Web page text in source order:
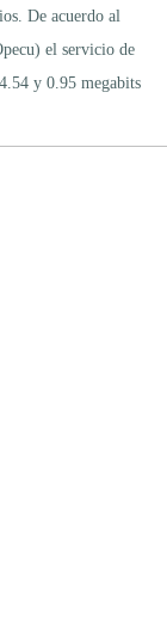
De acuerdo al
el servicio de
y 0.95 megabits